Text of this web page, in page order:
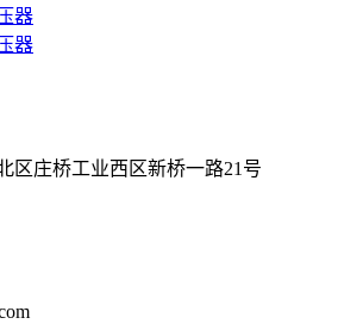
器
器
区庄桥工业西区新桥一路21号